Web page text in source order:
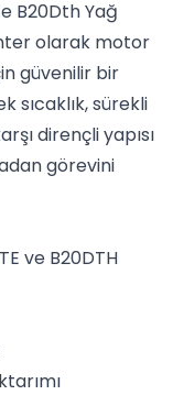
B20Dth Yağ
olarak motor
güvenilir bir
sıcaklık, sürekli
dirençli yapısı
görevini
ve B20DTH